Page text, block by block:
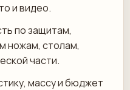
и видео.
по защитам,
ножам, столам,
части.
массу и бюджет